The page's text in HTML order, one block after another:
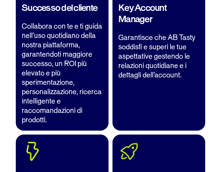
Successo del cliente
Collabora con te e ti guida
nell’uso quotidiano della
nostra piattaforma,
garantendoti maggiore
successo, un ROI più
elevato e più
sperimentazione,
personalizzazione, ricerca
intelligente e
raccomandazioni di
prodotti.
Key Account
Manager
Garantisce che AB Tasty
soddisfi e superi le tue
aspettative gestendo le
relazioni quotidiane e i
dettagli dell’account.